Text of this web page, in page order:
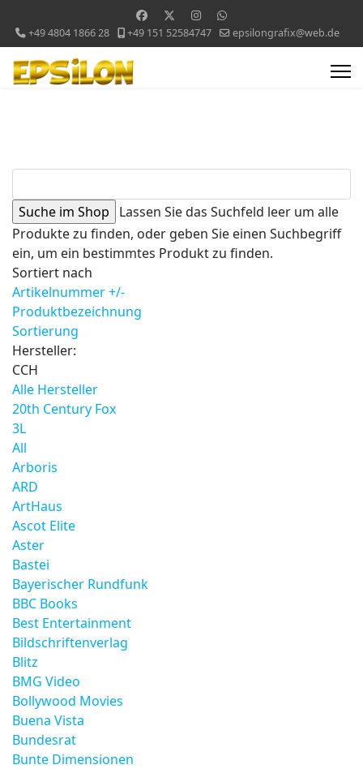
+49 4804 1866 28 +49 151 52584747 epsilongrafix@web.de
Lassen Sie das Suchfeld leer um alle
Produkte zu finden, oder geben Sie einen Suchbegriff
ein, um ein bestimmtes Produkt zu finden.
Sortiert nach
Artikelnummer +/-
Produktbezeichnung
Sortierung
Hersteller:
CCH
Alle Hersteller
20th Century Fox
3L
All
Arboris
ARD
ArtHaus
Ascot Elite
Aster
Bastei
Bayerischer Rundfunk
BBC Books
Best Entertainment
Bildschriftenverlag
Blitz
BMG Video
Bollywood Movies
Buena Vista
Bundesrat
Bunte Dimensionen